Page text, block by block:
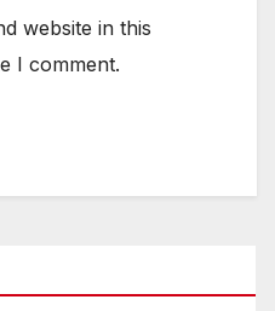
website in this
I comment.